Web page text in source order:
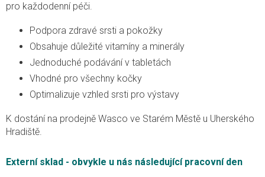
Externí sklad - obvykle u nás následující pracovní den
pro každodenní péči.
Podpora zdravé srsti a pokožky
Obsahuje důležité vitamíny a minerály
Jednoduché podávání v tabletách
Vhodné pro všechny kočky
Optimalizuje vzhled srsti pro výstavy
K dostání na prodejně Wasco ve Starém Městě u Uherského
Hradiště.